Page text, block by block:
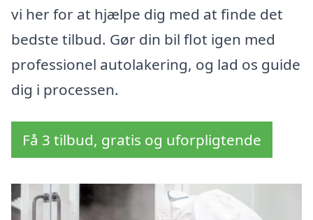
vi her for at hjælpe dig med at finde det
bedste tilbud. Gør din bil flot igen med
professionel autolakering, og lad os guide
dig i processen.
Få 3 tilbud, gratis og uforpligtende